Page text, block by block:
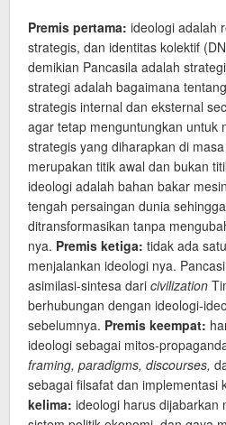
Premis pertama: ideologi adalah
strategis, dan identitas kolektif
demikian Pancasila adalah
strategi adalah bagaimana
strategis internal dan eksternal
agar tetap menguntungkan untuk
strategis yang diharapkan di
merupakan titik awal dan bukan
ideologi adalah bahan bakar
tengah persaingan dunia
ditransformasikan tanpa
nya. Premis ketiga: tidak ada
menjalankan ideologi nya.
asimilasi-sintesa dari civilization
berhubungan dengan ideologi-
sebelumnya. Premis keempat:
ideologi sebagai mitos-
framing, paradigms, discourses,
sebagai filsafat dan implementasi
kelima: ideologi harus dijabarkan